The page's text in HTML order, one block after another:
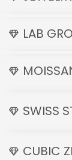
LAB
SWISS
CUBIC